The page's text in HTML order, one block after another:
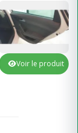
Voir le produit